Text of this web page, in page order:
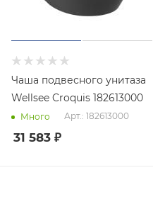
Чаша подвесного унитаза
Wellsee Croquis 182613000
Много Арт.: 182613000
31 583₽